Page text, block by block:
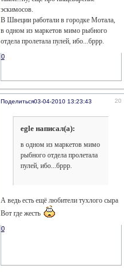
эскимосов.
В Швеции работали в городке Мотала,
в одном из маркетов мимо рыбного
отдела пролетала пулей, ибо...бррр.
0
Поделиться 20
03-04-2010 13:23:43
egle написал(а):
в одном из маркетов мимо
рыбного отдела пролетала
пулей, ибо...бррр.
А ведь есть ещё любители тухлого сыра
Вот где жесть
0